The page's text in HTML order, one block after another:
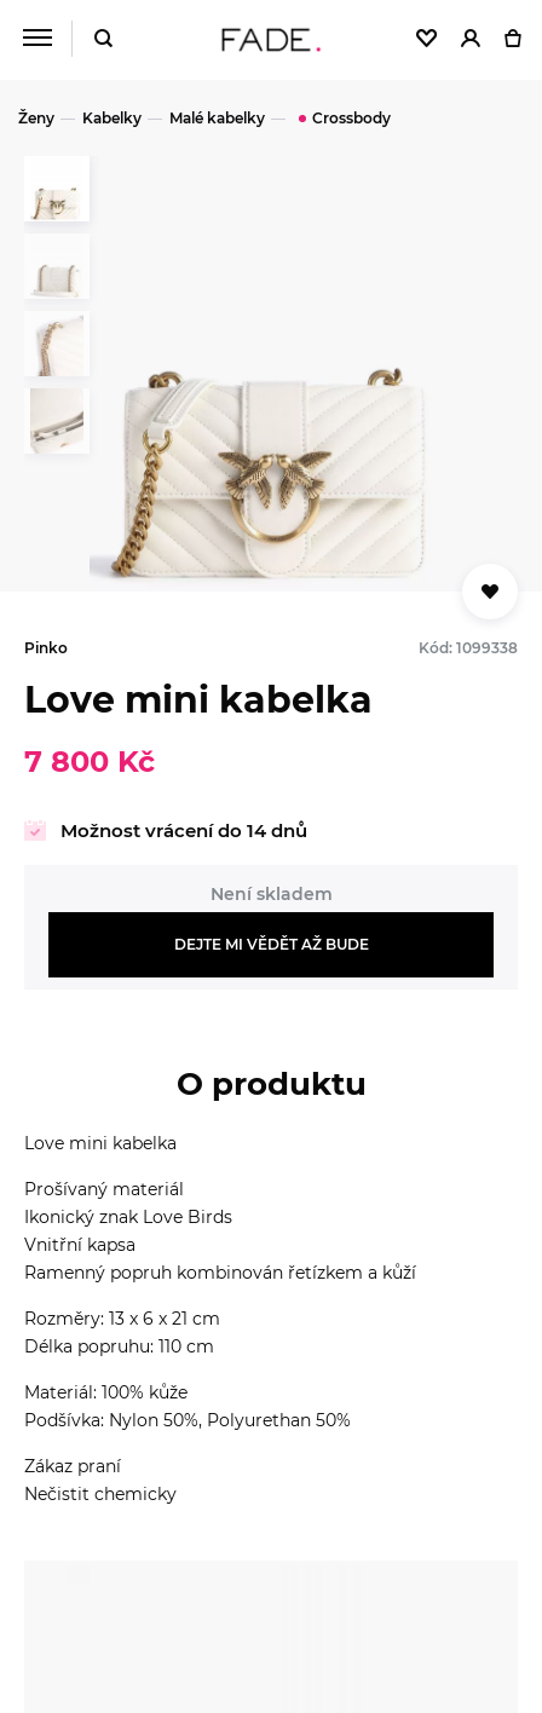
Ženy Kabelky Malé kabelky Crossbody
Pinko Kód: 1099338
Love mini kabelka
7 800 Kč
Možnost vrácení do 14 dnů
Není skladem
DEJTE MI VĚDĚT AŽ BUDE
O produktu
Love mini kabelka
Prošívaný materiál
Ikonický znak Love Birds
Vnitřní kapsa
Ramenný popruh kombinován řetízkem a kůží
Rozměry: 13 x 6 x 21 cm
Délka popruhu: 110 cm
Materiál: 100% kůže
Podšívka: Nylon 50%, Polyurethan 50%
Zákaz praní
Nečistit chemicky